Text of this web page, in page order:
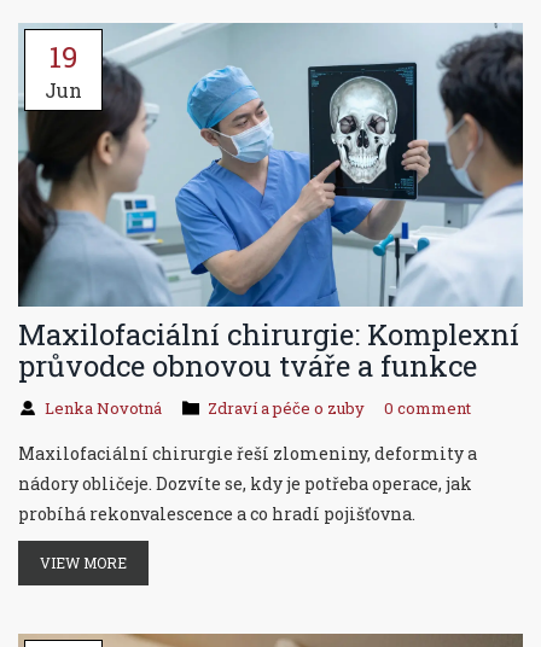
19
Jun
Maxilofaciální chirurgie: Komplexní
průvodce obnovou tváře a funkce
Lenka Novotná Zdraví a péče o zuby 0 comment
Maxilofaciální chirurgie řeší zlomeniny, deformity a
nádory obličeje. Dozvíte se, kdy je potřeba operace, jak
probíhá rekonvalescence a co hradí pojišťovna.
VIEW MORE